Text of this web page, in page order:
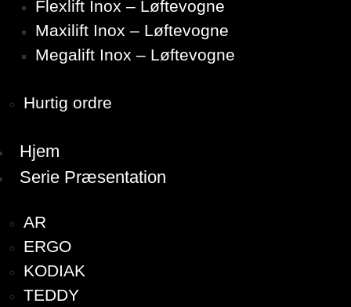
Flexlift Inox – Løftevogne
Maxilift Inox – Løftevogne
Megalift Inox – Løftevogne
Hurtig ordre
Hjem
Serie Præsentation
AR
ERGO
KODIAK
TEDDY